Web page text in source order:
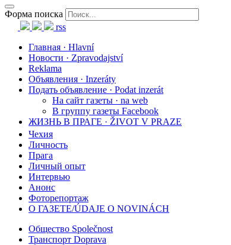
Форма поиска
rss
Главная · Hlavní
Новости · Zpravodajství
Reklama
Объявления · Inzeráty
Подать объявление · Podat inzerát
На сайт газеты · na web
В группу газеты Facebook
ЖИЗНЬ В ПРАГЕ · ŽIVOT V PRAZE
Чехия
Личность
Прага
Личный опыт
Интервью
Анонс
Фоторепортаж
О ГАЗЕТЕ/ÚDAJE O NOVINÁCH
Общество Společnost
Транспорт Doprava